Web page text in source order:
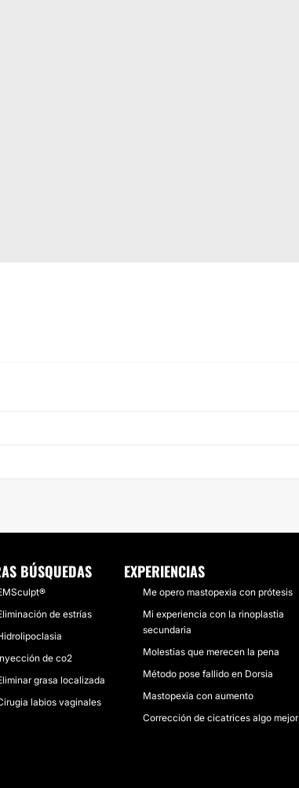
BÚSQUEDAS
de estrías
de co2
grasa localizada
labios vaginales
EXPERIENCIAS
Me opero mastopexia con prótesis
Mi experiencia con la rinoplastia
secundaria
Molestias que merecen la pena
Método pose fallido en Dorsia
Mastopexia con aumento
Corrección de cicatrices algo mejor